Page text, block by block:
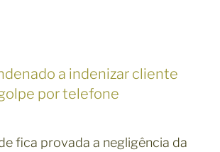
a indenizar cliente
por telefone
fica provada a negligência da